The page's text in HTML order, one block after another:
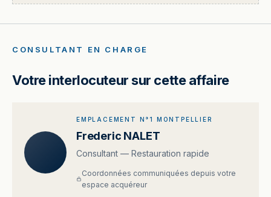
CONSULTANT EN CHARGE
Votre interlocuteur sur cette affaire
EMPLACEMENT N°1 MONTPELLIER
Frederic NALET
Consultant — Restauration rapide
Coordonnées communiquées depuis votre
espace acquéreur